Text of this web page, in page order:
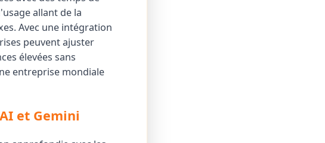
allant de la
Avec une intégration
peuvent ajuster
élevées sans
entreprise mondiale
et Gemini